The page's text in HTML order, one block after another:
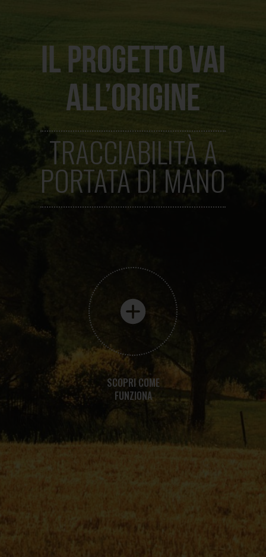
IL PROGETTO VAI
ALL’ORIGINE
TRACCIABILITÀ A
PORTATA DI MANO
SCOPRI COME
FUNZIONA